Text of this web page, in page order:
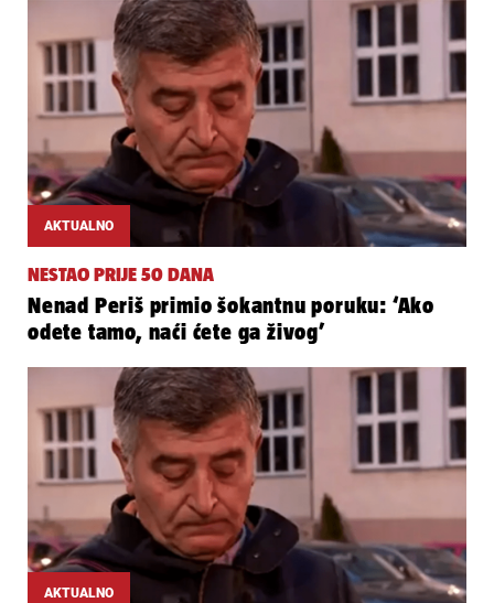
AKTUALNO
NESTAO PRIJE 50 DANA
Nenad Periš primio šokantnu poruku: ‘Ako
odete tamo, naći ćete ga živog’
AKTUALNO